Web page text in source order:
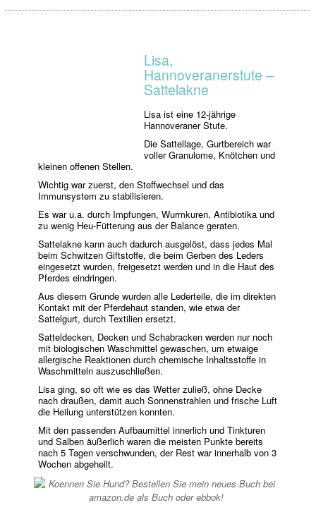
Lisa,
Hannoveranerstute –
Sattelakne
Lisa ist eine 12-jährige
Hannoveraner Stute.
Die Sattellage, Gurtbereich war
voller Granulome, Knötchen und
kleinen offenen Stellen.
Wichtig war zuerst, den Stoffwechsel und das
Immunsystem zu stabilisieren.
Es war u.a. durch Impfungen, Wurmkuren, Antibiotika und
zu wenig Heu-Fütterung aus der Balance geraten.
Sattelakne kann auch dadurch ausgelöst, dass jedes Mal
beim Schwitzen Giftstoffe, die beim Gerben des Leders
eingesetzt wurden, freigesetzt werden und in die Haut des
Pferdes eindringen.
Aus diesem Grunde wurden alle Lederteile, die im direkten
Kontakt mit der Pferdehaut standen, wie etwa der
Sattelgurt, durch Textilien ersetzt.
Satteldecken, Decken und Schabracken werden nur noch
mit biologischen Waschmittel gewaschen, um etwaige
allergische Reaktionen durch chemische Inhaltsstoffe in
Waschmitteln auszuschließen.
Lisa ging, so oft wie es das Wetter zuließ, ohne Decke
nach draußen, damit auch Sonnenstrahlen und frische Luft
die Heilung unterstützen konnten.
Mit den passenden Aufbaumittel innerlich und Tinkturen
und Salben äußerlich waren die meisten Punkte bereits
nach 5 Tagen verschwunden, der Rest war innerhalb von 3
Wochen abgeheilt.